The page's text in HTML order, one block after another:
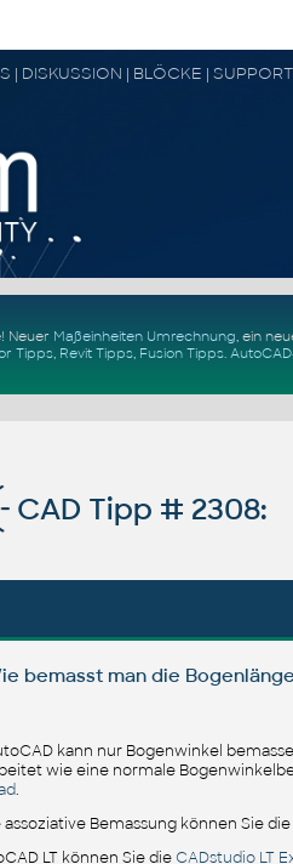
Neuer Maßeinheiten Umrechnung, ein
Tipps, Revit Tipps, Fusion Tipps.
CAD Tipp # 2308:
bemasst man die
kann nur Bogenwinkel
wie eine normale
.
assoziative Bemassung können Sie die
LT können Sie dieCADstudio LT